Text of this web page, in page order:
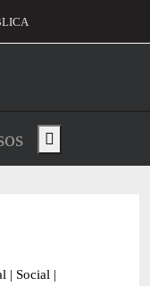
d'usuari
de
Show main menu
| Social |